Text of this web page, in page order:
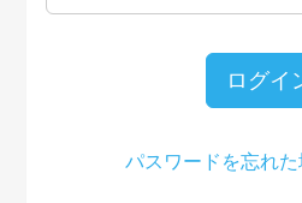
ログイ
パスワードを忘れ